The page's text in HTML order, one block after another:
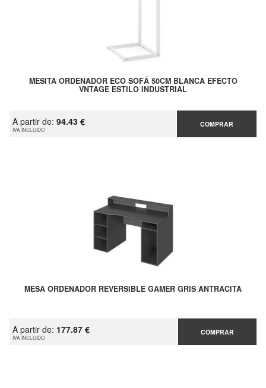
MESITA ORDENADOR ECO SOFÁ 50CM BLANCA EFECTO
VNTAGE ESTILO INDUSTRIAL
A partir de: 94.43 €
IVA INCLUIDO
COMPRAR
MESA ORDENADOR REVERSIBLE GAMER GRIS ANTRACITA
A partir de: 177.87 €
IVA INCLUIDO
COMPRAR